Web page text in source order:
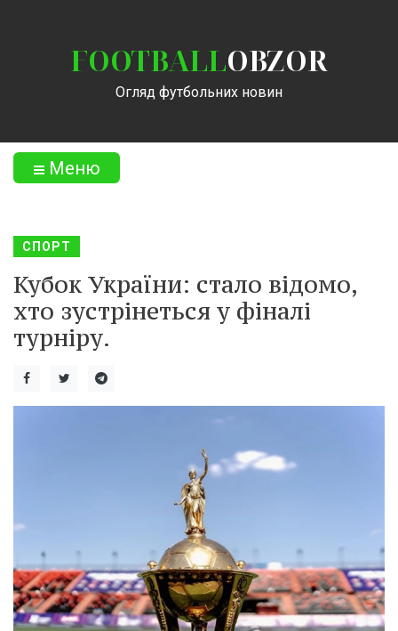
FOOTBALLOBZOR
Огляд футбольних новин
Меню
СПОРТ
Кубок України: стало відомо,
хто зустрінеться у фіналі
турніру.